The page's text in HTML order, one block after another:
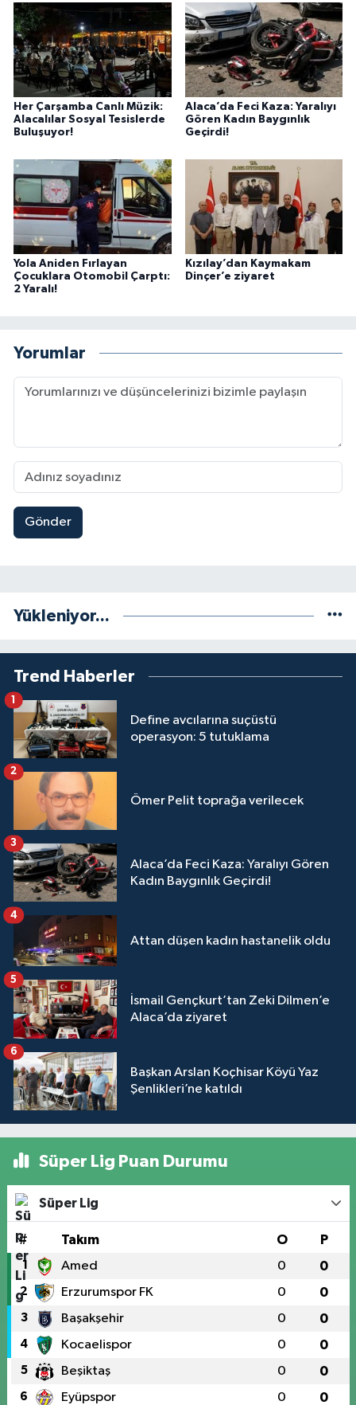
Her Çarşamba Canlı Müzik:
Alacalılar Sosyal Tesislerde
Buluşuyor!
Alaca’da Feci Kaza: Yaralıyı
Gören Kadın Baygınlık
Geçirdi!
Yola Aniden Fırlayan
Çocuklara Otomobil Çarptı:
2 Yaralı!
Kızılay’dan Kaymakam
Dinçer’e ziyaret
Yorumlar
Gönder
Yükleniyor...
Trend Haberler
Define avcılarına suçüstü
operasyon: 5 tutuklama
1
Ömer Pelit toprağa verilecek
2
Alaca’da Feci Kaza: Yaralıyı Gören
Kadın Baygınlık Geçirdi!
3
Attan düşen kadın hastanelik oldu
4
İsmail Gençkurt’tan Zeki Dilmen’e
Alaca’da ziyaret
5
Başkan Arslan Koçhisar Köyü Yaz
Şenlikleri’ne katıldı
6
Süper Lig Puan Durumu
Süper Lig
# Takım O P
1 Amed 0 0
2 Erzurumspor FK 0 0
3 Başakşehir 0 0
4 Kocaelispor 0 0
5 Beşiktaş 0 0
6 Eyüpspor 0 0